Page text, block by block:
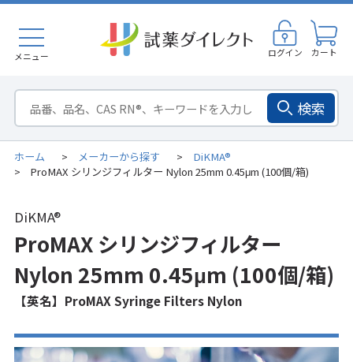
メニュー ログイン カート
検索
ホーム > メーカーから探す > DiKMA®
> ProMAX シリンジフィルター Nylon 25mm 0.45μm (100個/箱)
DiKMA®
ProMAX シリンジフィルター
Nylon 25mm 0.45μm (100個/箱)
【英名】ProMAX Syringe Filters Nylon